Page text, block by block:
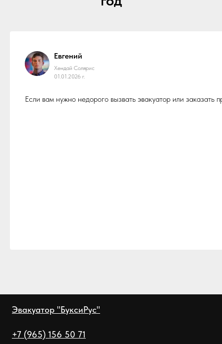
Евгений
Хендай Солярис
01.01.2026 г.
Если вам нужно недорого вызвать эвакуатор или
Эвакуатор "БуксиРус"
+7 (965) 156 50 71